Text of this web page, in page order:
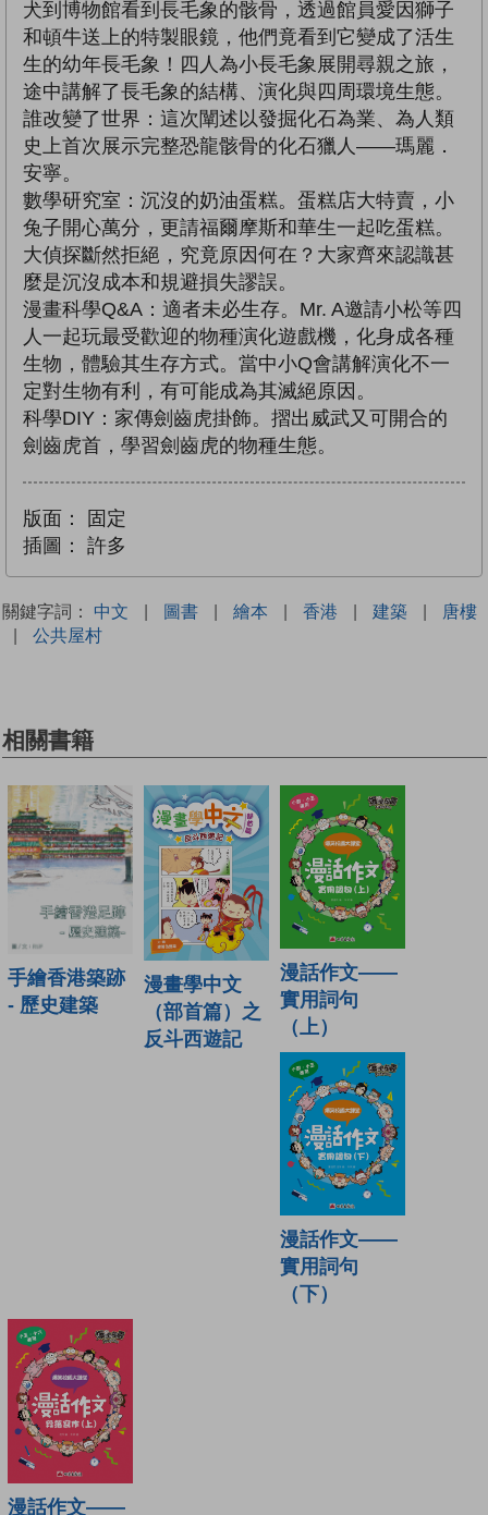
犬到博物館看到長毛象的骸骨，透過館員愛因獅子
和頓牛送上的特製眼鏡，他們竟看到它變成了活生
生的幼年長毛象！四人為小長毛象展開尋親之旅，
途中講解了長毛象的結構、演化與四周環境生態。
誰改變了世界：這次闡述以發掘化石為業、為人類
史上首次展示完整恐龍骸骨的化石獵人——瑪麗．
安寧。
數學研究室：沉沒的奶油蛋糕。蛋糕店大特賣，小
兔子開心萬分，更請福爾摩斯和華生一起吃蛋糕。
大偵探斷然拒絕，究竟原因何在？大家齊來認識甚
麼是沉沒成本和規避損失謬誤。
漫畫科學Q&A：適者未必生存。Mr. A邀請小松等四
人一起玩最受歡迎的物種演化遊戲機，化身成各種
生物，體驗其生存方式。當中小Q會講解演化不一
定對生物有利，有可能成為其滅絕原因。
科學DIY：家傳劍齒虎掛飾。摺出威武又可開合的
劍齒虎首，學習劍齒虎的物種生態。
版面：
固定
插圖：
許多
關鍵字詞： 中文 | 圖書 | 繪本 | 香港 | 建築 |
唐樓
|
公共屋村
相關書籍
手繪香港築跡
- 歷史建築
漫畫學中文
（部首篇）之
反斗西遊記
漫話作文——
實用詞句
（上）
漫話作文——
實用詞句
（下）
漫話作文——